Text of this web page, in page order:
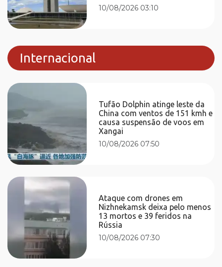
10/08/2026 03:10
Internacional
Tufão Dolphin atinge leste da
China com ventos de 151 kmh e
causa suspensão de voos em
Xangai
10/08/2026 07:50
Ataque com drones em
Nizhnekamsk deixa pelo menos
13 mortos e 39 feridos na
Rússia
10/08/2026 07:30